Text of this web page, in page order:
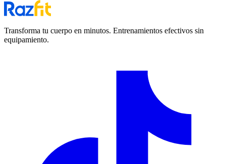
Transforma tu cuerpo en minutos. Entrenamientos efectivos sin
equipamiento.